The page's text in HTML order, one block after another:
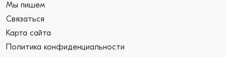
Мы пишем
Связаться
Карта сайта
Политика конфиденциальности